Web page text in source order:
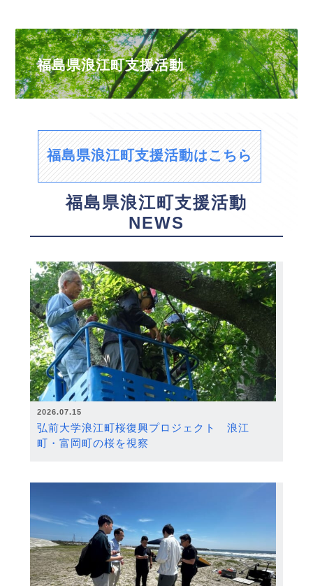
福島県浪江町支援活動
福島県浪江町支援活動はこちら
福島県浪江町支援活動
NEWS
2026.07.15
弘前大学浪江町桜復興プロジェクト 浪江
町・富岡町の桜を視察